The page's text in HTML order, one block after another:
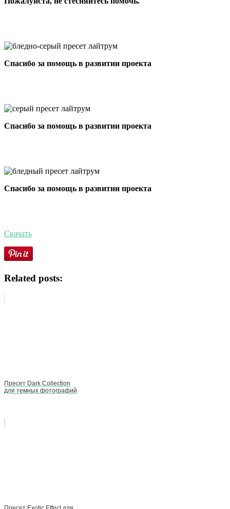
Спасибо за помощь в развитии проекта
Спасибо за помощь в развитии проекта
Спасибо за помощь в развитии проекта
Скачать
Related posts:
Пресет Dark Collection
для темных фотографий